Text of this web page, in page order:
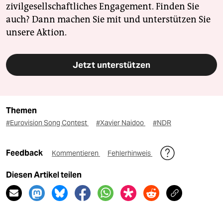
zivilgesellschaftliches Engagement. Finden Sie
auch? Dann machen Sie mit und unterstützen Sie
unsere Aktion.
Jetzt unterstützen
Themen
#Eurovision Song Contest #Xavier Naidoo #NDR
Feedback Kommentieren Fehlerhinweis
Diesen Artikel teilen